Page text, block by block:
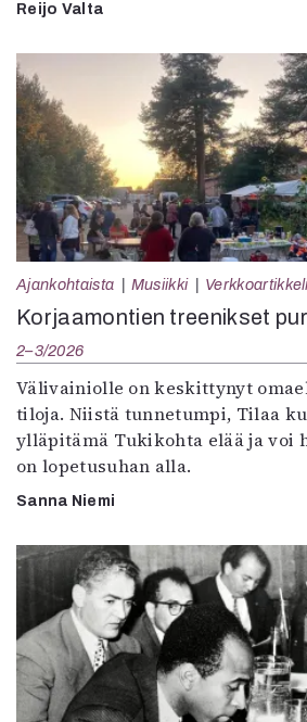
Reijo Valta
Ajankohtaista Musiikki
Korjaamontien treenikset
2–3/2026
Välivainiolle on keskittynyt
tiloja. Niistä tunnetumpi, Tilaa
ylläpitämä Tukikohta elää ja voi
on lopetusuhan alla.
Sanna Niemi